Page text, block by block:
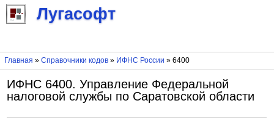
Лугасофт
Главная » Справочники кодов» ИФНС России » 6400
ИФНС 6400. Управление Федеральной
налоговой службы по Саратовской области